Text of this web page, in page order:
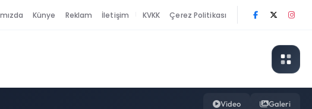
Künye Reklam İletişim KVKK Çerez Politikası
Video Galeri